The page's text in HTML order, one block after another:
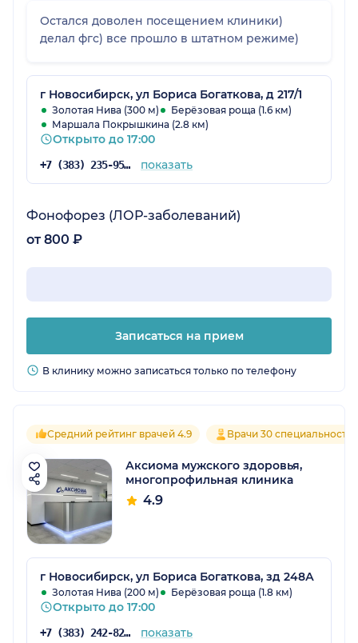
Остался доволен посещением клиники)
делал фгс) все прошло в штатном режиме)
г Новосибирск, ул Бориса Богаткова, д 217/1
Золотая Нива (300 м)
Берёзовая роща (1.6 км)
Маршала Покрышкина (2.8 км)
Открыто до 17:00
+7 (383) 235-95-84 показать
Фонофорез (ЛОР-заболеваний)
от 800 ₽
Записаться на прием
В клинику можно записаться только по телефону
Средний рейтинг врачей 4.9 Врачи 30
Аксиома мужского здоровья,
многопрофильная клиника
4.9
г Новосибирск, ул Бориса Богаткова, зд 248А
Золотая Нива (200 м) Берёзовая роща (1.8 км)
Открыто до 17:00
+7 (383) 242-82-14 показать